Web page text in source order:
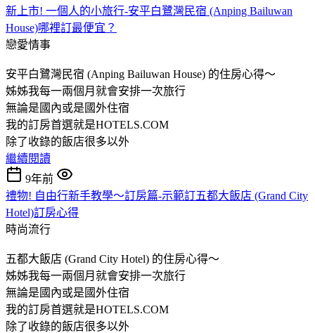
新上市! 一個人的小旅行-安平白鷺灣民宿 (Anping Bailuwan
House)哪裡訂最便宜？
戀愛情事
安平白鷺灣民宿 (Anping Bailuwan House) 的住房心得～
姊姊我每一兩個月就會安排一次旅行
無論是國內或是國外住宿
我的訂房首選就是HOTELS.COM
除了收錄的飯店很多以外
繼續閱讀
9年前
禮物! 自由行新手教學～訂房篇-示範訂五都大飯店 (Grand City
Hotel)訂房心得
時尚流行
五都大飯店 (Grand City Hotel) 的住房心得～
姊姊我每一兩個月就會安排一次旅行
無論是國內或是國外住宿
我的訂房首選就是HOTELS.COM
除了收錄的飯店很多以外